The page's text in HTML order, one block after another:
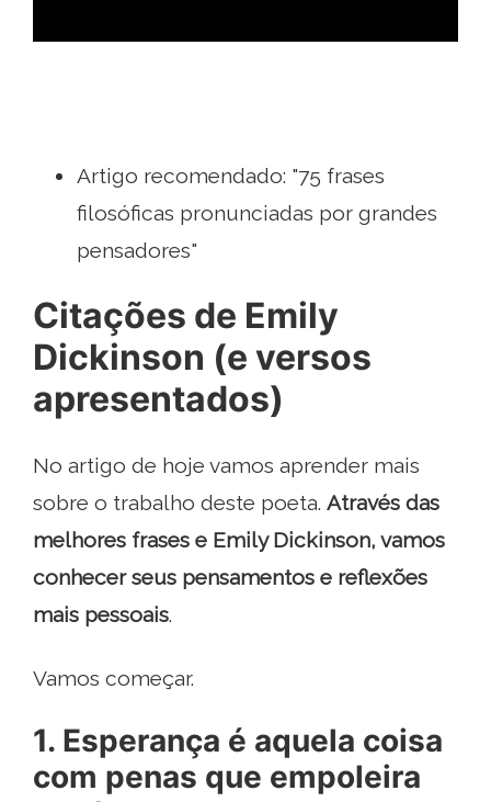
Artigo recomendado: "75 frases
filosóficas pronunciadas por grandes
pensadores"
Citações de Emily
Dickinson (e versos
apresentados)
No artigo de hoje vamos aprender mais
sobre o trabalho deste poeta. Através das
melhores frases e Emily Dickinson, vamos
conhecer seus pensamentos e reflexões
mais pessoais.
Vamos começar.
1. Esperança é aquela coisa
com penas que empoleira